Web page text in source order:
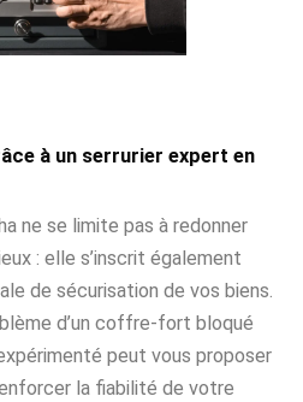
à un serrurier expert en
ne se limite pas à redonner
: elle s’inscrit également
de sécurisation de vos biens.
d’un coffre-fort bloqué
peut vous proposer
la fiabilité de votre